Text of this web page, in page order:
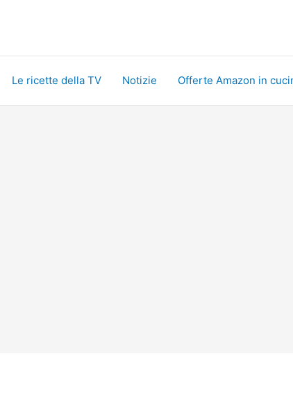
Le ricette della TV Notizie Offerte Amazon in